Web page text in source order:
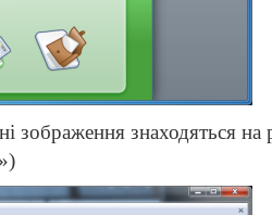
зображення знаходяться